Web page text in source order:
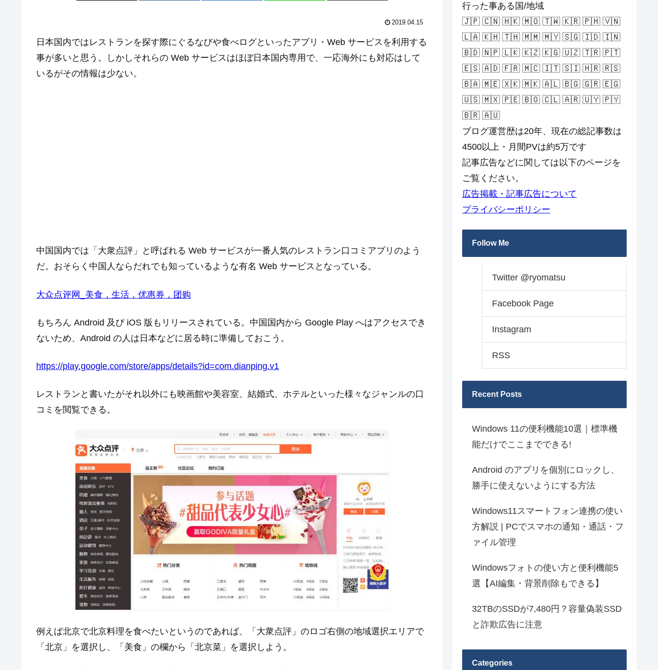
2019.04.15
日本国内ではレストランを探す際にぐるなびや食べログといったアプリ・Web サービスを利用する
事が多いと思う。しかしそれらの Web サービスはほぼ日本国内専用で、一応海外にも対応はして
いるがその情報は少ない。
中国国内では「大衆点評」と呼ばれる Web サービスが一番人気のレストラン口コミアプリのよう
だ。おそらく中国人ならだれでも知っているような有名 Web サービスとなっている。
大众点评网_美食，生活，优惠券，团购
もちろん Android 及び iOS 版もリリースされている。中国国内から Google Play へはアクセスでき
ないため、Android の人は日本などに居る時に準備しておこう。
https://play.google.com/store/apps/details?id=com.dianping.v1
レストランと書いたがそれ以外にも映画館や美容室、結婚式、ホテルといった様々なジャンルの口
コミを閲覧できる。
例えば北京で北京料理を食べたいというのであれば、「大衆点評」のロゴ右側の地域選択エリアで
「北京」を選択し、「美食」の欄から「北京菜」を選択しよう。
行った事ある国/地域
🇯🇵 🇨🇳 🇭🇰 🇲🇴 🇹🇼 🇰🇷 🇵🇭 🇻🇳
🇱🇦 🇰🇭 🇹🇭 🇲🇲 🇲🇾 🇸🇬 🇮🇩 🇮🇳
🇧🇩 🇳🇵 🇱🇰 🇰🇿 🇰🇬 🇺🇿 🇹🇷 🇵🇹
🇪🇸 🇦🇩 🇫🇷 🇲🇨 🇮🇹 🇸🇮 🇭🇷 🇷🇸
🇧🇦 🇲🇪 🇽🇰 🇲🇰 🇦🇱 🇧🇬 🇬🇷 🇪🇬
🇺🇸 🇲🇽 🇵🇪 🇧🇴 🇨🇱 🇦🇷 🇺🇾 🇵🇾
🇧🇷 🇦🇺
ブログ運営歴は20年、現在の総記事数は
4500以上・月間PVは約5万です
記事広告などに関しては以下のページを
ご覧ください。
広告掲載・記事広告について
プライバシーポリシー
Follow Me
Twitter @ryomatsu
Facebook Page
Instagram
RSS
Recent Posts
Windows 11の便利機能10選｜標準機
能だけでここまでできる!
Android のアプリを個別にロックし、
勝手に使えないようにする方法
Windows11スマートフォン連携の使い
方解説 | PCでスマホの通知・通話・フ
ァイル管理
Windowsフォトの使い方と便利機能5
選【AI編集・背景削除もできる】
32TBのSSDが7,480円？容量偽装SSD
と詐欺広告に注意
Categories